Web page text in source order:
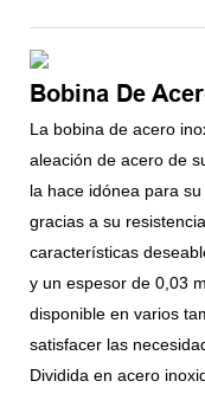
Bobina De
La bobina de acero
aleación de acero de
la hace idónea para
gracias a su
características
y un espesor de 0,03
disponible en varios
satisfacer las
Dividida en acero